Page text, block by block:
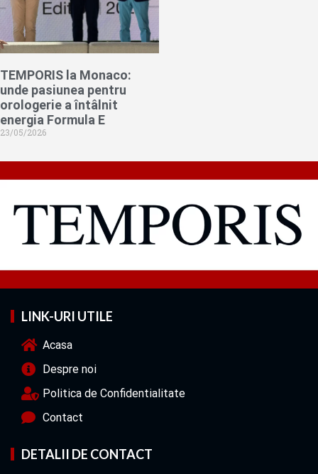
TEMPORIS la Monaco:
unde pasiunea pentru
orologerie a întâlnit
energia Formula E
23/05/2026
LINK-URI UTILE
Acasa
Despre noi
Politica de Confidentialitate
Contact
DETALII DE CONTACT